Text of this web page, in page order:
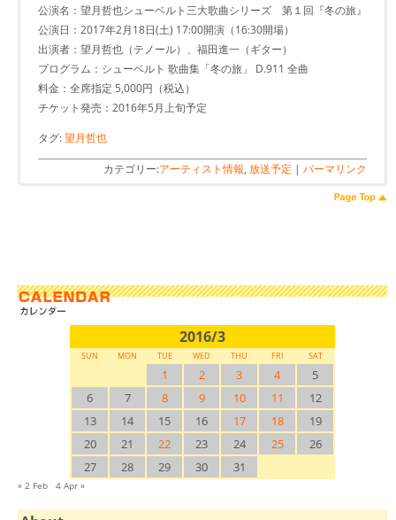
公演名：望月哲也シューベルト三大歌曲シリーズ 第１回『冬の旅』
公演日：2017年2月18日(土) 17:00開演（16:30開場）
出演者：望月哲也（テノール）、福田進一（ギター）
プログラム：シューベルト 歌曲集「冬の旅」 D.911 全曲
料金：全席指定 5,000円（税込）
チケット発売：2016年5月上旬予定
タグ:望月哲也
カテゴリー:アーティスト情報, 放送予定 | パーマリンク
2016/3
SUN MON TUE WED THU FRI SAT
1 2 3 4
5
6
7 8 9 10 11
12
13
14 15 16 17 18
19
20
21 22 23 24 25
26
27
28 29 30 31
« 2 Feb 4 Apr »